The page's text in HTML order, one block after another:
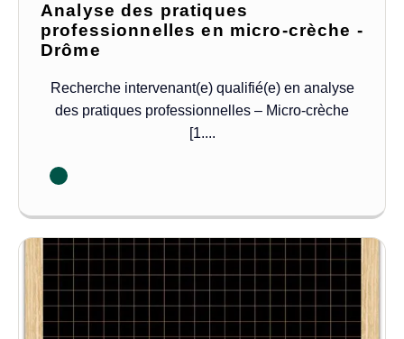
Analyse des pratiques
professionnelles en micro-crèche -
Drôme
Recherche intervenant(e) qualifié(e) en analyse
des pratiques professionnelles – Micro-crèche
[1....